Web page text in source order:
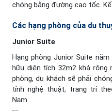
chóng bằng đường cao tốc.
Các hạng phòng của du
Junior Suite
Hạng phòng Junior Suite
hữu diện tích 32m2 khá rộng
phòng, du khách sẽ phải
tính nghệ thuật, trang trí
Nam.